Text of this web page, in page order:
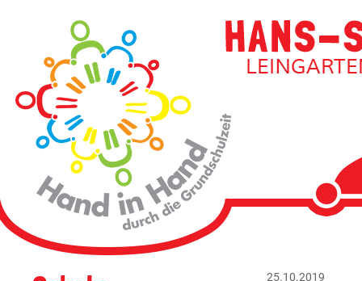
25.10.2019
Navigation